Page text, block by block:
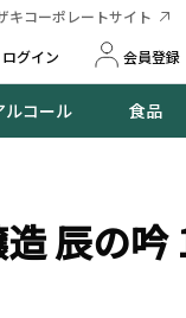
キコーポレートサイト
ログイン
会員登録
ルコール 食品
辰の吟